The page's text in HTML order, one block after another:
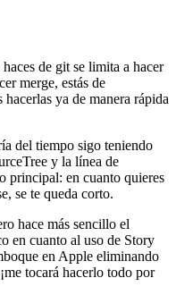
de git se limita a hacer
merge, estás de
hacerlas ya de manera rápida
del tiempo sigo teniendo
y la línea de
principal: en cuanto quieres
se te queda corto.
hace más sencillo el
en cuanto al uso de Story
en Apple eliminando
tocará hacerlo todo por